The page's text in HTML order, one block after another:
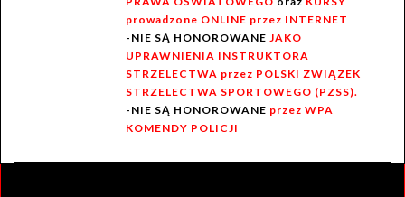
prowadzone ONLINE przez INTERNET
-NIE SĄ HONOROWANE JAKO
UPRAWNIENIA INSTRUKTORA
STRZELECTWA przez POLSKI ZWIĄZEK
STRZELECTWA SPORTOWEGO (PZSS).
-NIE SĄ HONOROWANE przez WPA
KOMENDY POLICJI